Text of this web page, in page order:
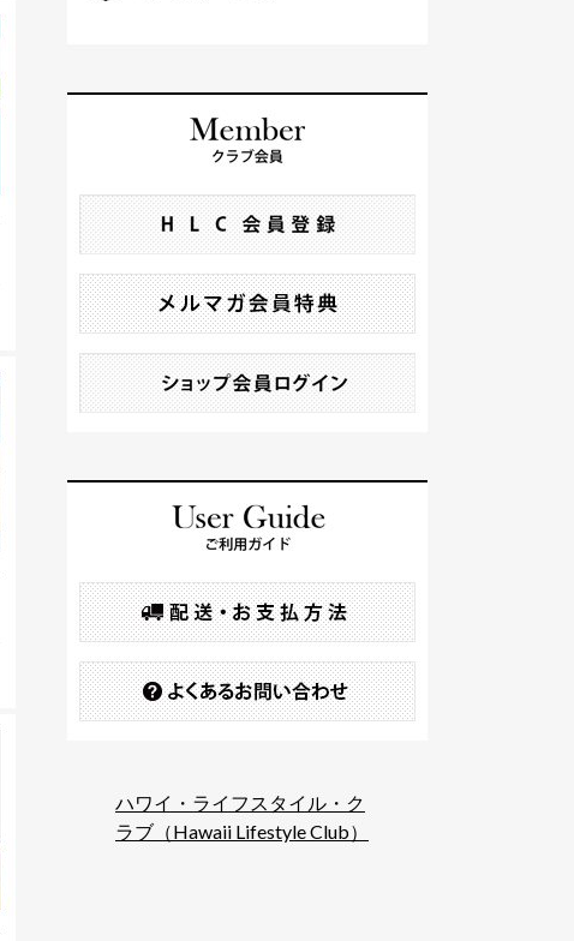
ハワイ・ライフスタイル・ク
ラブ（Hawaii Lifestyle Club）